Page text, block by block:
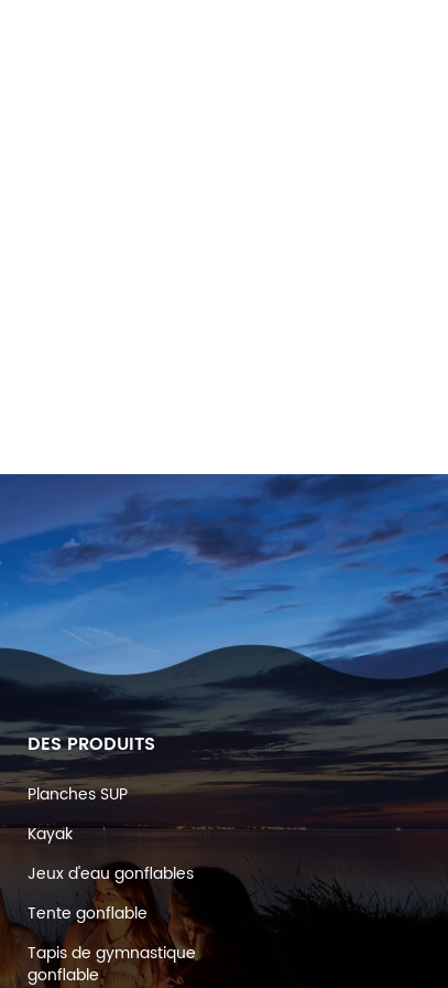
DES PRODUITS
Planches SUP
Kayak
Jeux d'eau gonflables
Tente gonflable
Tapis de gymnastique
gonflable